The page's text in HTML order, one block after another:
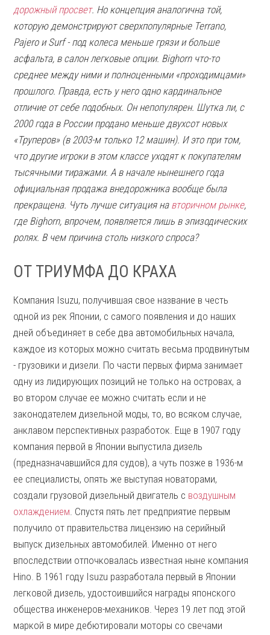
дорожный просвет. Но концепция аналогична той,
которую демонстрируют сверхпопулярные Terrano,
Pajero и Surf - под колеса меньше грязи и больше
асфальта, в салон легковые опции. Bighorn что-то
среднее между ними и полноценными «проходимцами»
прошлого. Правда, есть у него одно кардинальное
отличие от себе подобных. Он непопулярен. Шутка ли, с
2000 года в России продано меньше двухсот новых
«Труперов» (в 2003-м только 12 машин). И это при том,
что другие игроки в этом классе уходят к покупателям
тысячными тиражами. А в начале нынешнего года
официальная продажа внедорожника вообще была
прекращена. Чуть лучше ситуация на вторичном рынке,
где Bighorn, впрочем, появляется лишь в эпизодических
ролях. В чем причина столь низкого спроса?
ОТ ТРИУМФА ДО КРАХА
Компания Isuzu, получившая свое название в честь
одной из рек Японии, с самого появления и до наших
дней объединяет в себе два автомобильных начала,
каждое из которых можно считать весьма продвинутым
- грузовики и дизели. По части первых фирма занимает
одну из лидирующих позиций не только на островах, а
во втором случае ее можно считать если и не
законодателем дизельной моды, то, во всяком случае,
анклавом перспективных разработок. Еще в 1907 году
компания первой в Японии выпустила дизель
(предназначавшийся для судов), а чуть позже в 1936-м
ее специалисты, опять же выступая новаторами,
создали грузовой дизельный двигатель с воздушным
охлаждением. Спустя пять лет предприятие первым
получило от правительства лицензию на серийный
выпуск дизельных автомобилей. Именно от него
впоследствии отпочковалась известная ныне компания
Hino. В 1961 году Isuzu разработала первый в Японии
легковой дизель, удостоившийся награды японского
общества инженеров-механиков. Через 19 лет под этой
маркой в мире дебютировали моторы со свечами